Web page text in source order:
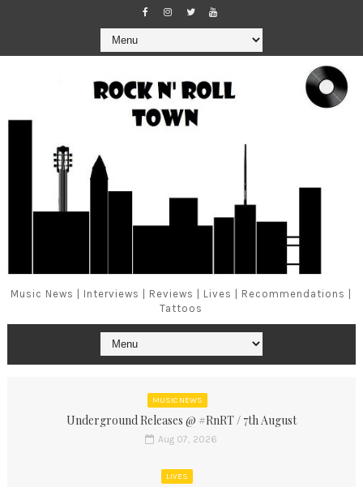
Music News | Interviews | Reviews | Lives | Recommendations |
Tattoos
MUSIC NEWS
Underground Releases @ #RnRT / 7th August
Aug 07, 2026
LIVES